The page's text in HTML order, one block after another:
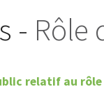
- Rôle
relatif au